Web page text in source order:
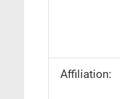
Affiliation: